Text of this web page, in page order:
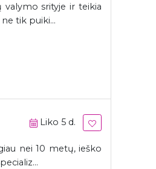
srityje ir teikia
tik puiki...
Liko 5 d.
nei 10 metų, ieško